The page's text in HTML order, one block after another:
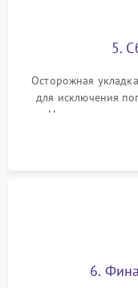
5.
Осторожная
для исключения
Надежное
аккуратное
6.